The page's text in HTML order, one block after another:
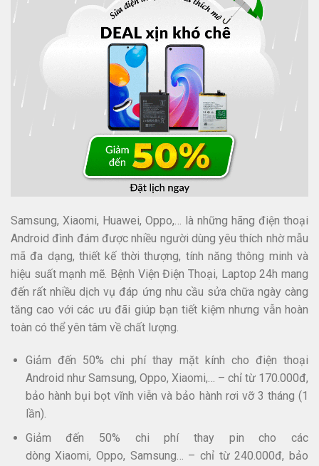
Samsung, Xiaomi, Huawei, Oppo,… là những hãng điện thoại
Android đình đám được nhiều người dùng yêu thích nhờ mẫu
mã đa dạng, thiết kế thời thượng, tính năng thông minh và
hiệu suất mạnh mẽ. Bệnh Viện Điện Thoại, Laptop 24h mang
đến rất nhiều dịch vụ đáp ứng nhu cầu sửa chữa ngày càng
tăng cao với các ưu đãi giúp bạn tiết kiệm nhưng vẫn hoàn
toàn có thể yên tâm về chất lượng.
Giảm đến 50% chi phí thay mặt kính cho điện thoại
Android như Samsung, Oppo, Xiaomi,… – chỉ từ 170.000đ,
bảo hành bụi bọt vĩnh viễn và bảo hành rơi vỡ 3 tháng (1
lần).
Giảm đến 50% chi phí thay pin cho các
dòng Xiaomi, Oppo, Samsung… – chỉ từ 240.000đ, bảo